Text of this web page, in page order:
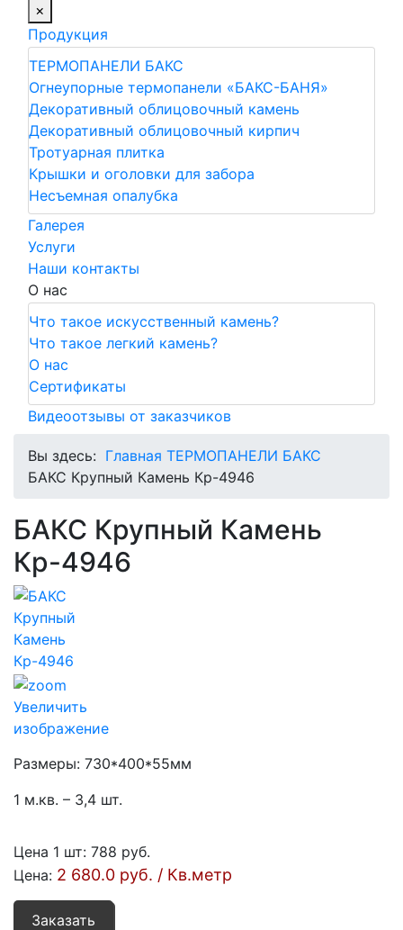
×
Продукция
ТЕРМОПАНЕЛИ БАКС
Огнеупорные термопанели «БАКС-БАНЯ»
Декоративный облицовочный камень
Декоративный облицовочный кирпич
Тротуарная плитка
Крышки и оголовки для забора
Несъемная опалубка
Галерея
Услуги
Наши контакты
О нас
Что такое искусственный камень?
Что такое легкий камень?
О нас
Сертификаты
Видеоотзывы от заказчиков
Вы здесь: Главная ТЕРМОПАНЕЛИ БАКС
БАКС Крупный Камень Кр-4946
БАКС Крупный Камень
Кр-4946
Увеличить
изображение
Размеры: 730*400*55мм
1 м.кв. – 3,4 шт.
Цена 1 шт: 788 руб.
Цена: 2 680.0 руб. / Кв.метр
Заказать